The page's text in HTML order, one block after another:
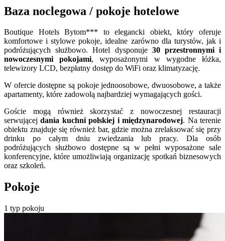
Baza noclegowa / pokoje hotelowe
Boutique Hotels Bytom*** to elegancki obiekt, który oferuje
komfortowe i stylowe pokoje, idealne zarówno dla turystów, jak i
podróżujących służbowo. Hotel dysponuje 30 przestronnymi i
nowoczesnymi pokojami, wyposażonymi w wygodne łóżka,
telewizory LCD, bezpłatny dostęp do WiFi oraz klimatyzację.
W ofercie dostępne są pokoje jednoosobowe, dwuosobowe, a także
apartamenty, które zadowolą najbardziej wymagających gości.
Goście mogą również skorzystać z nowoczesnej restauracji
serwującejdania kuchni polskiej i międzynarodowej. Na terenie
obiektu znajduje się również bar, gdzie można zrelaksować się przy
drinku po całym dniu zwiedzania lub pracy. Dla osób
podróżujących służbowo dostępne są w pełni wyposażone sale
konferencyjne, które umożliwiają organizację spotkań biznesowych
oraz szkoleń.
Pokoje
1 typ pokoju